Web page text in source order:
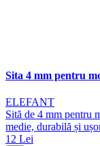
Sita 4 mm pentru
ELEFANT
Sită de 4 mm pentru
medie, durabilă și
12 Lei